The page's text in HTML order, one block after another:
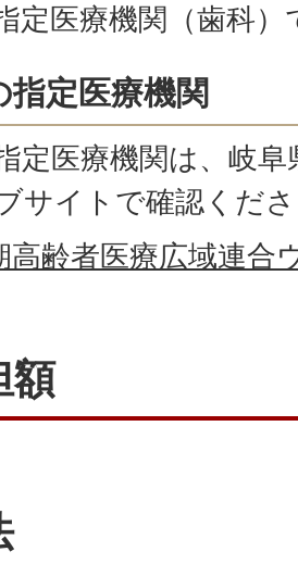
定医療機関（歯科）
指定医療機関
定医療機関は、岐
サイトで確認くだ
高齢者医療広域連
額